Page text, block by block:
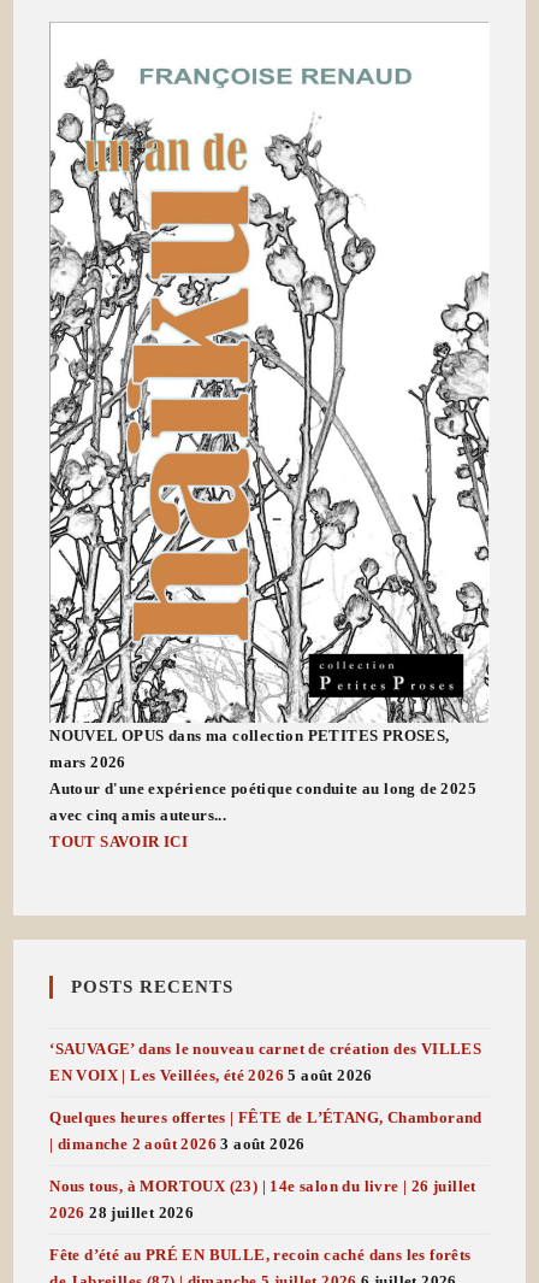
NOUVEL OPUS dans ma collection PETITES PROSES,
mars 2026
Autour d'une expérience poétique conduite au long de 2025
avec cinq amis auteurs...
TOUT SAVOIR ICI
POSTS RECENTS
‘SAUVAGE’ dans le nouveau carnet de création des VILLES
EN VOIX | Les Veillées, été 2026 5 août 2026
Quelques heures offertes | FÊTE de L’ÉTANG, Chamborand
| dimanche 2 août 2026 3 août 2026
Nous tous, à MORTOUX (23) | 14e salon du livre | 26 juillet
2026 28 juillet 2026
Fête d’été au PRÉ EN BULLE, recoin caché dans les forêts